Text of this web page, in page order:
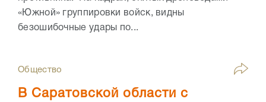
«Южной» группировки войск, видны
безошибочные удары по...
Общество
В Саратовской области с